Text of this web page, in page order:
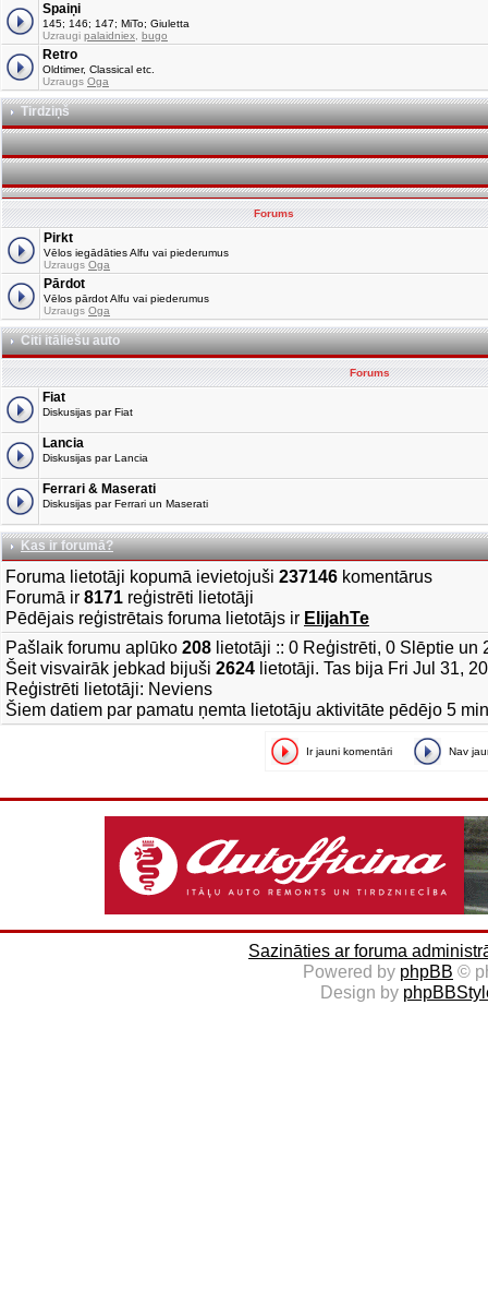
Spaiņi
145; 146; 147; MiTo; Giuletta
Uzraugi palaidniex bugo
Retro
Oldtimer, Classical etc.
Uzraugs Oga
Tirdziņš
Forums
Pirkt
Vēlos iegādāties Alfu vai piederumus
Uzraugs Oga
Pārdot
Vēlos pārdot Alfu vai piederumus
Uzraugs Oga
Citi itāliešu auto
Forums
Fiat
Diskusijas par Fiat
Lancia
Diskusijas par Lancia
Ferrari & Maserati
Diskusijas par Ferrari un Maserati
Kas ir forumā?
Foruma lietotāji kopumā ievietojuši 237146 komentārus
Forumā ir 8171 reģistrēti lietotāji
Pēdējais reģistrētais foruma lietotājs ir ElijahTe
Pašlaik forumu aplūko 208 lietotāji :: 0 Reģistrēti, 0 Slēptie
Šeit visvairāk jebkad bijuši 2624 lietotāji. Tas bija Fri Jul 31,
Reģistrēti lietotāji: Neviens
Šiem datiem par pamatu ņemta lietotāju aktivitāte pēdējo 5
Ir jauni komentāri Nav
Sazināties ar foruma
Powered by phpBB ©
Design by